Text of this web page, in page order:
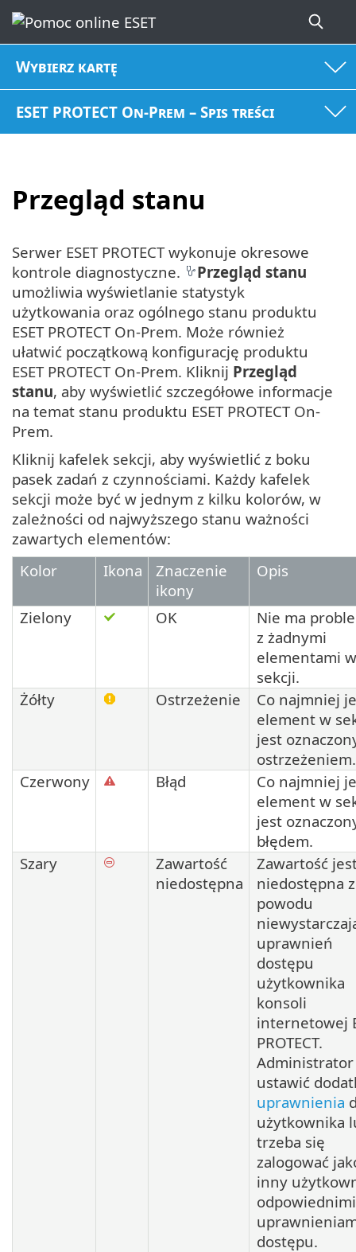
Wybierz kartę
ESET PROTECT On-Prem – Spis treści
Przegląd stanu
Serwer ESET PROTECT wykonuje okresowe
kontrole diagnostyczne.
Przegląd stanu
umożliwia wyświetlanie statystyk
użytkowania oraz ogólnego stanu produktu
ESET PROTECT On-Prem. Może również
ułatwić początkową konfigurację produktu
ESET PROTECT On-Prem. Kliknij Przegląd
stanu, aby wyświetlić szczegółowe informacje
na temat stanu produktu ESET PROTECT On-
Prem.
Kliknij kafelek sekcji, aby wyświetlić z boku
pasek zadań z czynnościami. Każdy kafelek
sekcji może być w jednym z kilku kolorów, w
zależności od najwyższego stanu ważności
zawartych elementów:
Kolor
Ikona
Znaczenie
ikony
Opis
Zielony OK
Nie ma
z żadnymi
elementami w
sekcji.
Żółty
Ostrzeżenie
Co najmniej
element w
jest
ostrzeżeniem.
Czerwony
Błąd
Co najmniej
element w
jest
błędem.
Szary
Zawartość
niedostępna
Zawartość
niedostępna z
powodu
uprawnień
dostępu
użytkownika
konsoli
internetowej
PROTECT.
ustawić
uprawnienia
użytkownika
trzeba się
zalogować
inny
odpowiednimi
dostępu.